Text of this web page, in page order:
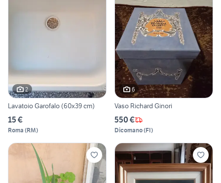
2
Lavatoio Garofalo (60x39 cm)
15 €
Roma (RM)
6
Vaso Richard Ginori
550 €
Dicomano(FI)